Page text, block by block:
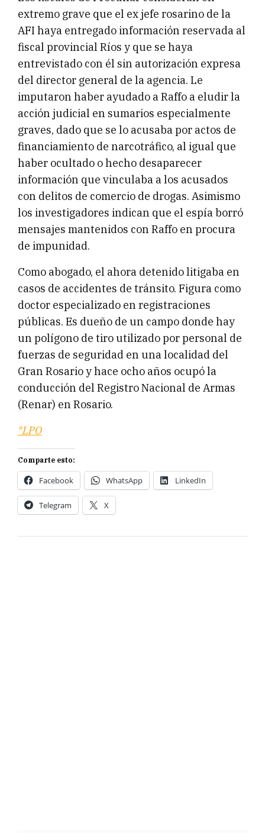
extremo grave que el ex jefe rosarino de la
AFI haya entregado información reservada al
fiscal provincial Ríos y que se haya
entrevistado con él sin autorización expresa
del director general de la agencia. Le
imputaron haber ayudado a Raffo a eludir la
acción judicial en sumarios especialmente
graves, dado que se lo acusaba por actos de
financiamiento de narcotráfico, al igual que
haber ocultado o hecho desaparecer
información que vinculaba a los acusados
con delitos de comercio de drogas. Asimismo
los investigadores indican que el espía borró
mensajes mantenidos con Raffo en procura
de impunidad.
Como abogado, el ahora detenido litigaba en
casos de accidentes de tránsito. Figura como
doctor especializado en registraciones
públicas. Es dueño de un campo donde hay
un polígono de tiro utilizado por personal de
fuerzas de seguridad en una localidad del
Gran Rosario y hace ocho años ocupó la
conducción del Registro Nacional de Armas
(Renar) en Rosario.
*LPO
Comparte esto:
Facebook WhatsApp LinkedIn
Telegram X